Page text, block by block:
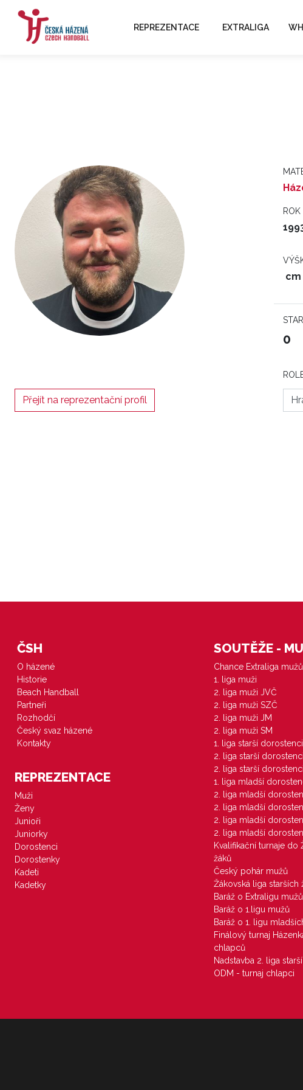
REPREZENTACE EXTRALIGA
ROK
cm
0
Přejít na reprezentační profil
ČSH
O házené
Historie
Beach Handball
Partneři
Rozhodčí
Český svaz házené
Kontakty
REPREZENTACE
Muži
Ženy
Junioři
Juniorky
Dorostenci
Dorostenky
Kadeti
Kadetky
SOUTĚŽE -
Chance Extraliga mužů
1. liga muži
2. liga muži JVČ
2. liga muži SZČ
2. liga muži JM
2. liga muži SM
1. liga starší dorostenci
2. liga starší
2. liga starší
1. liga mladší
2. liga mladší
2. liga mladší
2. liga mladší
2. liga mladší
Kvalifikační turnaje do
žáků
Český pohár mužů
Žákovská liga starších
Baráž o Extraligu mužů
Baráž o 1.ligu mužů
Baráž o 1. ligu
Finálový turnaj
chlapců
Nadstavba 2. liga
ODM - turnaj chlapci